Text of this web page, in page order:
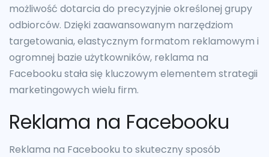
możliwość dotarcia do precyzyjnie określonej grupy
odbiorców. Dzięki zaawansowanym narzędziom
targetowania, elastycznym formatom reklamowym i
ogromnej bazie użytkowników, reklama na
Facebooku stała się kluczowym elementem strategii
marketingowych wielu firm.
Reklama na Facebooku
Reklama na Facebooku to skuteczny sposób